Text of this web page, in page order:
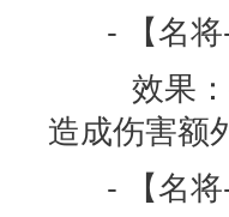
- 【名将
效果：
造成伤害额
- 【名将